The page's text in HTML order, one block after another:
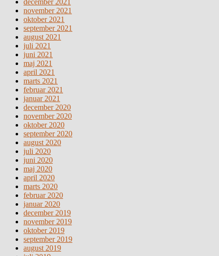
november 2021
oktober 2021
september 2021
august 2021
juli 2021
juni 2021
maj 2021
april 2021
marts 2021
februar 2021
januar 2021
december 2020
november 2020
oktober 2020
september 2020
august 2020
juli 2020
juni 2020
maj 2020
april 2020
marts 2020
februar 2020
januar 2020
december 2019
november 2019
oktober 2019
september 2019
august 2019